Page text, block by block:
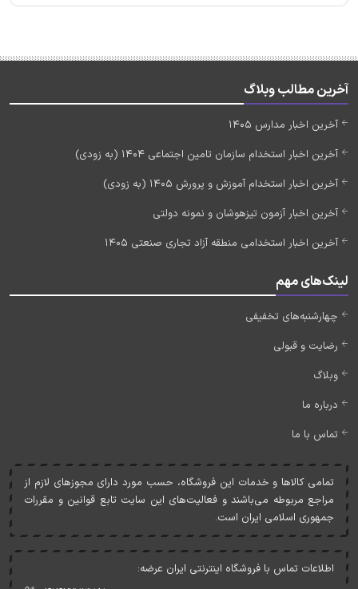
آخرین مطالب وبلاگ
آخرین اخبار مدارس 1405
آخرین اخبار استخدام سازمان تامین اجتماعی 1404 (به زودی)
آخرین اخبار استخدام آموزش و پرورش 1405 (به زودی)
آخرین اخبار آزمون تیزهوشان و نمونه دولتی
آخرین اخبار استخدامی منطقه آزاد تجاری صنعتی 1405
لینک‌های مهم
چهارشنبه‌های تخفیفی
رضایت و قبولی
وبلاگ
درباره ما
تماس با ما
تمامی کالاها و خدمات اين فروشگاه، حسب مورد دارای مجوزهای لازم از
مراجع مربوطه می‌باشند و فعاليت‌های اين سايت تابع قوانين و مقررات
جمهوری اسلامی ايران است.
اطلاعات تماس با فروشگاه اینترنتی ایران عرضه: